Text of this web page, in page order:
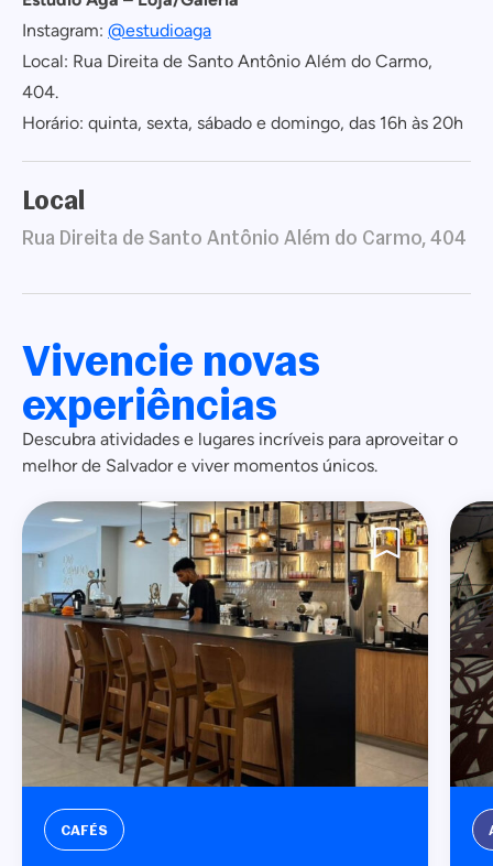
Instagram: @estudioaga
Local: Rua Direita de Santo Antônio Além do Carmo,
404.
Horário: quinta, sexta, sábado e domingo, das 16h às 20h
Local
Rua Direita de Santo Antônio Além do Carmo, 404
Vivencie novas
experiências
Descubra atividades e lugares incríveis para aproveitar o
melhor de Salvador e viver momentos únicos.
CAFÉS